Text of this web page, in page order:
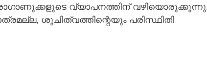
വ്യാപനത്തിന്
ശുചിത്വത്തിന്റെയും പരിസ്ഥിതി